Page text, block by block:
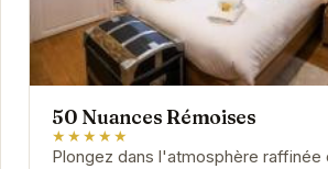
50 Nuances Rémoises
★★★★★
Plongez dans l'atmosphère raffinée